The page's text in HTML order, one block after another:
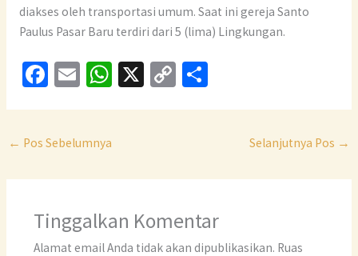
diakses oleh transportasi umum. Saat ini gereja Santo
Paulus Pasar Baru terdiri dari 5 (lima) Lingkungan.
Fa
o
o
E
l
W
p
X C
Li
k
S
← Pos Sebelumnya Selanjutnya Pos →
Tinggalkan Komentar
Alamat email Anda tidak akan dipublikasikan. Ruas